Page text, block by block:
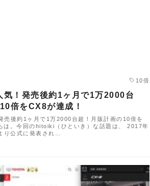
10倍
気！発売後約1ヶ月で1万2000台
倍をCX8が達成！
売後約1ヶ月で1万2000台超！月販計画の10倍を
は。今回のhitoiki（ひといき）な話題は、 2017年
り公式に発表され…